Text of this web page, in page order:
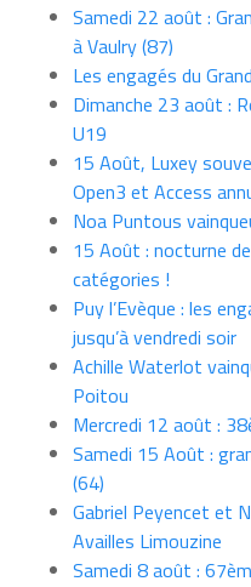
Samedi 22 août :
à Vaulry (87)
Les engagés du
Dimanche 23 août :
U19
15 Août, Luxey
Open3 et Access
Noa Puntous
15 Août : nocturne
catégories !
Puy l’Evèque : les
jusqu’à vendredi soir
Achille Waterlot
Poitou
Mercredi 12 août :
Samedi 15 Août :
(64)
Gabriel Peyencet et
Availles Limouzine
Samedi 8 août :